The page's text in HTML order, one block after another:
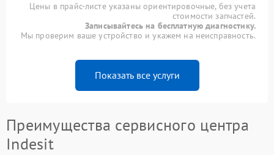
Цены в прайс-листе указаны ориентировочные, без учета
стоимости запчастей.
Записывайтесь на бесплатную диагностику.
Мы проверим ваше устройство и укажем на неисправность.
Показать все услуги
Преимущества сервисного центра
Indesit